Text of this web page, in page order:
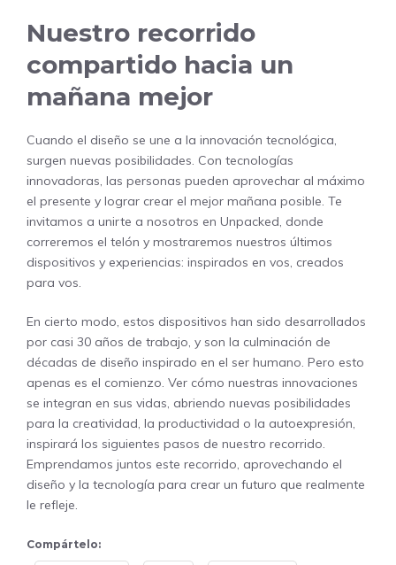
Nuestro recorrido
compartido hacia un
mañana mejor
Cuando el diseño se une a la innovación tecnológica,
surgen nuevas posibilidades. Con tecnologías
innovadoras, las personas pueden aprovechar al máximo
el presente y lograr crear el mejor mañana posible. Te
invitamos a unirte a nosotros en Unpacked, donde
correremos el telón y mostraremos nuestros últimos
dispositivos y experiencias: inspirados en vos, creados
para vos.
En cierto modo, estos dispositivos han sido desarrollados
por casi 30 años de trabajo, y son la culminación de
décadas de diseño inspirado en el ser humano. Pero esto
apenas es el comienzo. Ver cómo nuestras innovaciones
se integran en sus vidas, abriendo nuevas posibilidades
para la creatividad, la productividad o la autoexpresión,
inspirará los siguientes pasos de nuestro recorrido.
Emprendamos juntos este recorrido, aprovechando el
diseño y la tecnología para crear un futuro que realmente
le refleje.
Compártelo: